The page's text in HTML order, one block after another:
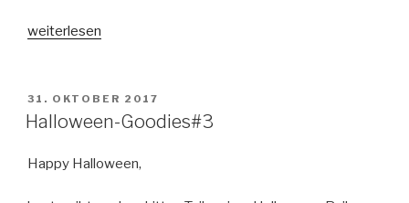
„Goodies
weiterlesen
VERÖFFENTLICHT
AM
31. OKTOBER 2017
Halloween-Goodies#3
Happy Halloween,